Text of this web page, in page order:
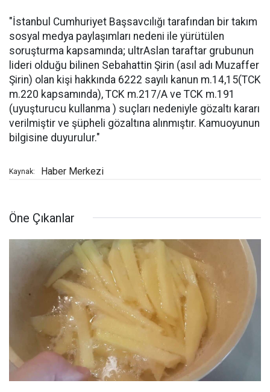
"İstanbul Cumhuriyet Başsavcılığı tarafından bir takım
sosyal medya paylaşımları nedeni ile yürütülen
soruşturma kapsamında; ultrAslan taraftar grubunun
lideri olduğu bilinen Sebahattin Şirin (asıl adı Muzaffer
Şirin) olan kişi hakkında 6222 sayılı kanun m.14,15(TCK
m.220 kapsamında), TCK m.217/A ve TCK m.191
(uyuşturucu kullanma ) suçları nedeniyle gözaltı kararı
verilmiştir ve şüpheli gözaltına alınmıştır. Kamuoyunun
bilgisine duyurulur."
Kaynak: Haber Merkezi
Öne Çıkanlar